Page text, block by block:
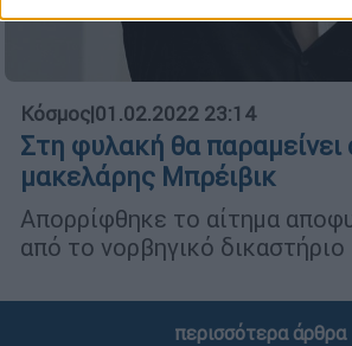
Κόσμος|01.02.2022 23:14
Στη φυλακή θα παραμείνει
μακελάρης Μπρέιβικ
Απορρίφθηκε το αίτημα
από το νορβηγικό δικαστήριο
περισσότερα άρθρα